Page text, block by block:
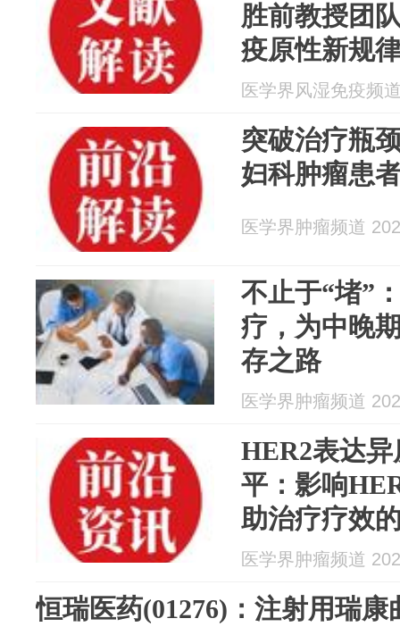
胜前教授团
疫原性新规
医学界风湿免疫频
突破治疗瓶
妇科肿瘤患
医学界肿瘤频道
不止于“堵”
疗，为中晚
存之路
医学界肿瘤频道
HER2表达
平：影响
助治疗疗效
素
医学界肿瘤频道
恒瑞医药(01276)：注射用瑞